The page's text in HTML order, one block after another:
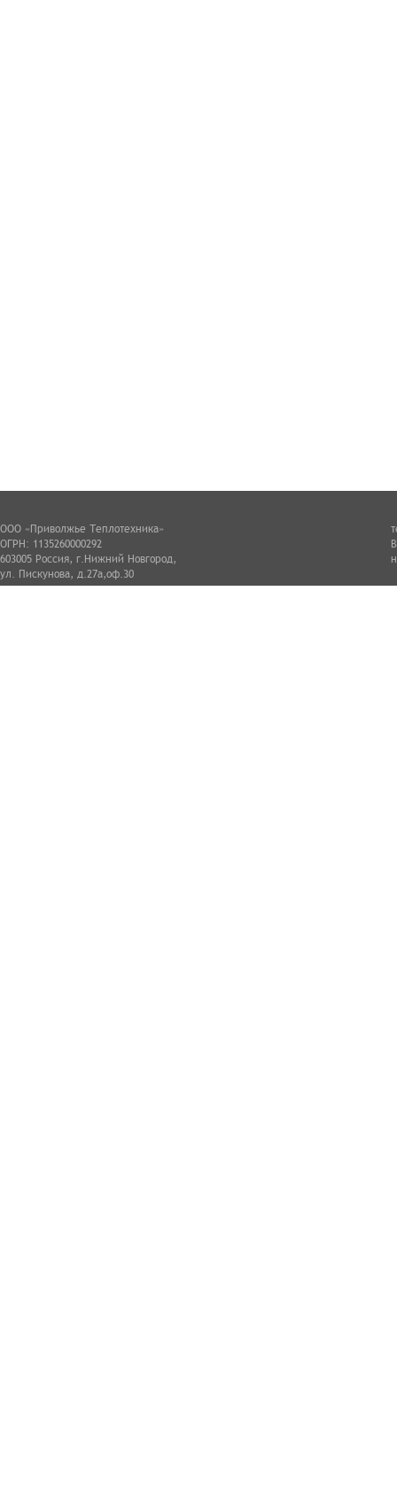
ООО «Приволжье Теплотехника»
ОГРН: 1135260000292
603005 Россия, г.Нижний Новгород,
ул. Пискунова, д.27а,оф.30